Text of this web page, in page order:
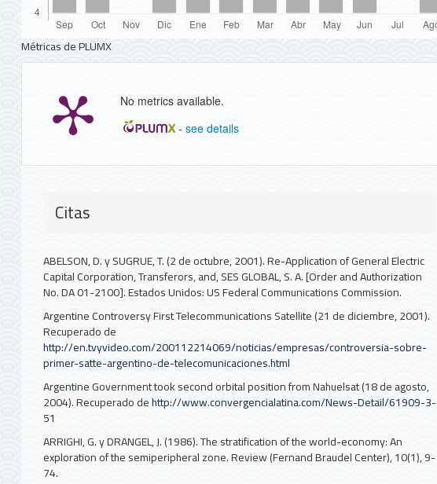
Métricas de PLUMX
No metrics available.
- see details
Detalles
artículo
Citas
ABELSON, D. y SUGRUE, T. (2 de octubre, 2001). Re-Application of General Electric
Capital Corporation, Transferors, and, SES GLOBAL, S. A. [Order and Authorization
No. DA 01-2100]. Estados Unidos: US Federal Communications Commission.
Argentine Controversy First Telecommunications Satellite (21 de diciembre, 2001).
Recuperado de
http://en.tvyvideo.com/200112214069/noticias/empresas/controversia-sobre-
primer-satte-argentino-de-telecomunicaciones.html
Argentine Government took second orbital position from Nahuelsat (18 de agosto,
2004). Recuperado dehttp://www.convergencialatina.com/News-Detail/61909-3-
51
ARRIGHI, G. y DRANGEL, J. (1986). The stratification of the world-economy: An
exploration of the semiperipheral zone. Review (Fernand Braudel Center), 10(1), 9-
74.